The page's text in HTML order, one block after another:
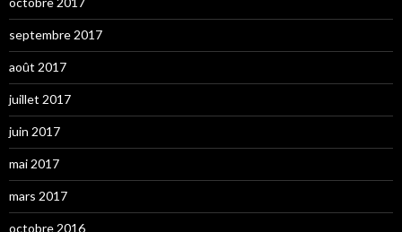
septembre 2017
août 2017
juillet 2017
juin 2017
mai 2017
mars 2017
octobre 2016